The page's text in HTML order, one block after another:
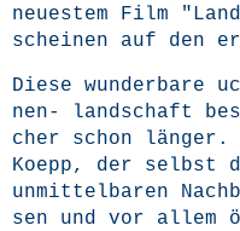
neu­es­tem Film
schei­nen auf den
Die­se wun­der­ba­re
nen- land­schaft
cher schon
Koepp, der
unmit­tel­ba­ren
sen und vor allem